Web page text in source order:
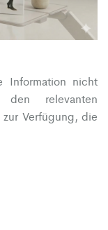
nicht
relevanten
Verfügung, die